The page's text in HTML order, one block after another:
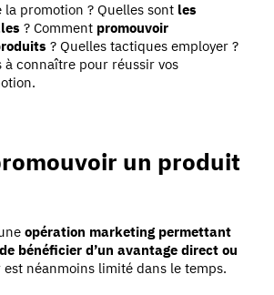
la promotion ? Quelles sont les
? Comment promouvoir
? Quelles tactiques employer ?
à connaître pour réussir vos
un produit
opération marketing permettant
bénéficier d’un avantage direct ou
est néanmoins limité dans le temps.